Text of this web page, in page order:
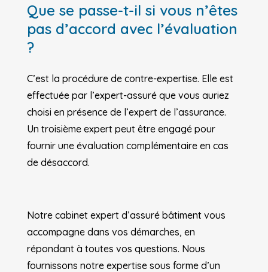
Que se passe-t-il si vous n’êtes
pas d’accord avec l’évaluation
?
C’est la procédure de contre-expertise. Elle est
effectuée par l’expert-assuré que vous auriez
choisi en présence de l’expert de l’assurance.
Un troisième expert peut être engagé pour
fournir une évaluation complémentaire en cas
de désaccord.
Notre cabinet expert d’assuré bâtiment vous
accompagne dans vos démarches, en
répondant à toutes vos questions. Nous
fournissons notre expertise sous forme d’un